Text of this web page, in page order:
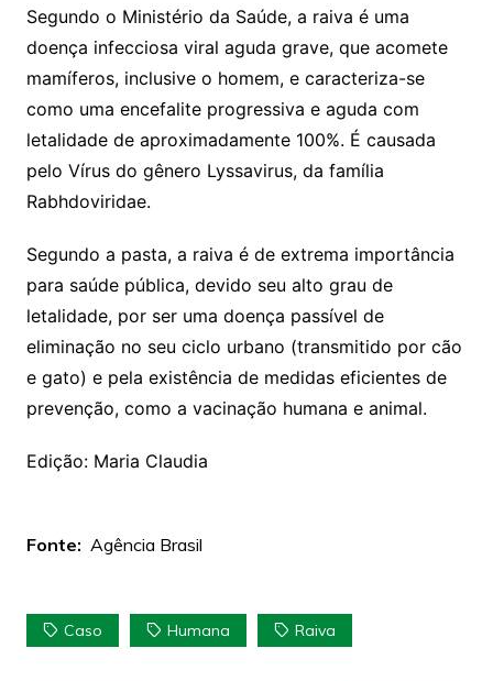
Segundo o Ministério da Saúde, a raiva é uma
doença infecciosa viral aguda grave, que acomete
mamíferos, inclusive o homem, e caracteriza-se
como uma encefalite progressiva e aguda com
letalidade de aproximadamente 100%. É causada
pelo Vírus do gênero Lyssavirus, da família
Rabhdoviridae.
Segundo a pasta, a raiva é de extrema importância
para saúde pública, devido seu alto grau de
letalidade, por ser uma doença passível de
eliminação no seu ciclo urbano (transmitido por cão
e gato) e pela existência de medidas eficientes de
prevenção, como a vacinação humana e animal.
Edição: Maria Claudia
Fonte: Agência Brasil
Caso Humana Raiva